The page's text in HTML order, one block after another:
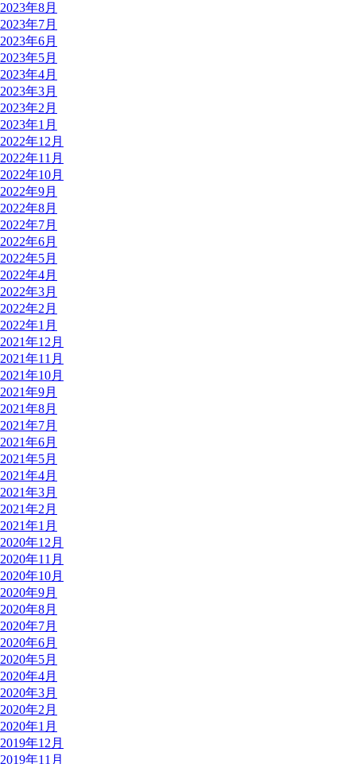
2023年8月
2023年7月
2023年6月
2023年5月
2023年4月
2023年3月
2023年2月
2023年1月
2022年12月
2022年11月
2022年10月
2022年9月
2022年8月
2022年7月
2022年6月
2022年5月
2022年4月
2022年3月
2022年2月
2022年1月
2021年12月
2021年11月
2021年10月
2021年9月
2021年8月
2021年7月
2021年6月
2021年5月
2021年4月
2021年3月
2021年2月
2021年1月
2020年12月
2020年11月
2020年10月
2020年9月
2020年8月
2020年7月
2020年6月
2020年5月
2020年4月
2020年3月
2020年2月
2020年1月
2019年12月
2019年11月